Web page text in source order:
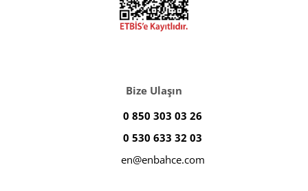
Bize Ulaşın
0 850 303 03 26
0 530 633 32 03
en@enbahce.com